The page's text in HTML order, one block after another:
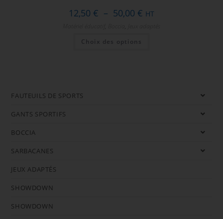
12,50 € – 50,00 € HT
Choix des options
FAUTEUILS DE SPORTS
GANTS SPORTIFS
BOCCIA
SARBACANES
JEUX ADAPTÉS
SHOWDOWN
SHOWDOWN